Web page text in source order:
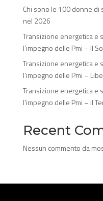
Chi sono le 100 donne di
nel 2026
Transizione energetica e
l’impegno delle Pmi – Il
Transizione energetica e
l’impegno delle Pmi –
Transizione energetica e
l’impegno delle Pmi – il
Recent
Nessun commento da